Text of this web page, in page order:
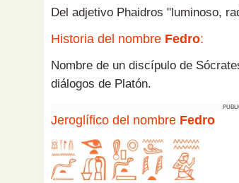
Del adjetivo Phaidros "luminoso,
Historia del nombre Fedro:
Nombre de un discípulo de
diálogos de Platón.
Jeroglífico del nombre Fedro